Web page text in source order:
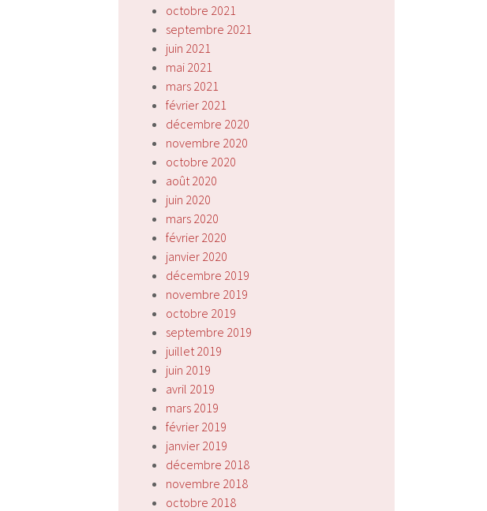
octobre 2021
septembre 2021
juin 2021
mai 2021
mars 2021
février 2021
décembre 2020
novembre 2020
octobre 2020
août 2020
juin 2020
mars 2020
février 2020
janvier 2020
décembre 2019
novembre 2019
octobre 2019
septembre 2019
juillet 2019
juin 2019
avril 2019
mars 2019
février 2019
janvier 2019
décembre 2018
novembre 2018
octobre 2018